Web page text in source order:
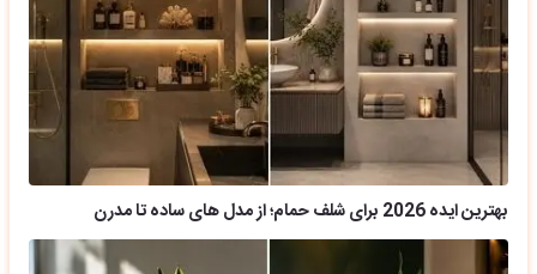
بهترین ایده 2026 برای شلف حمام؛ از مدل های ساده تا مدرن